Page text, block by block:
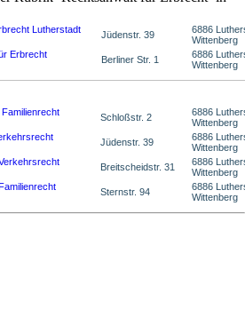
Lutherstadt
Jüdenstr. 39
6886
Wittenberg
Erbrecht
Berliner Str. 1
6886
Wittenberg
Schloßstr. 2
6886
Wittenberg
Jüdenstr. 39
6886
Wittenberg
Breitscheidstr. 31
6886
Wittenberg
Sternstr. 94
6886
Wittenberg